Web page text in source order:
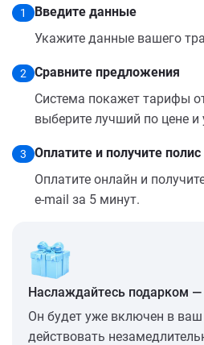
1
Введите данные
Укажите данные вашего
2
Сравните предложения
Система покажет тарифы
выберите лучший по цене и
3
Оплатите и получите полис
Оплатите онлайн и
e-mail за 5 минут.
Наслаждайтесь подарком
Он будет уже включен в ваш
действовать